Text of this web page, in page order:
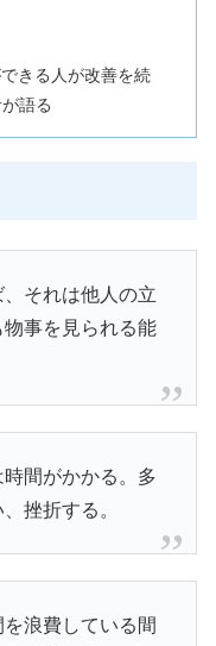
きる人が改善を続
語る
それは他人の立
事を見られる能
間がかかる。多
挫折する。
浪費している間